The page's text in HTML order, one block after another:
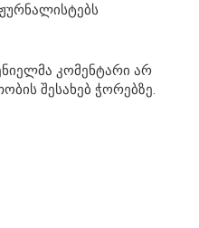
კომენტარი არ
შესახებ ჭორებზე.